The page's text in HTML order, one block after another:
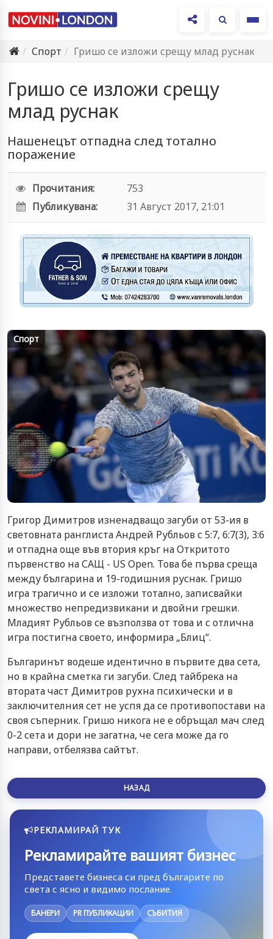
Спорт
Гришо се изложи срещу млад руснак
Гришо се изложи срещу
млад руснак
Нашенецът отпадна след тотално
поражение
Прочитания:
753
Публикувана:
31 Август 2017, 21:01
Спорт
Григор Димитров изненадващо загуби от 53-ия в
световната ранглиста Андрей Рубльов с 5:7, 6:7(3), 3:6
и отпадна още във втория кръг на Откритото
първенство на САЩ - US Open. Това бе първа среща
между българина и 19-годишния руснак. Гришо
игра трагично и се изложи тотално, записвайки
множество непредизвикани и двойни грешки.
Младият Рубльов се възползва от това и с отлична
игра постигна своето, информира „Блиц“.
Българинът водеше идентично в първите два сета,
но в крайна сметка ги загуби. След тайбрека на
втората част Димитров рухна психически и в
заключителния сет не успя да се противопостави на
своя съперник. Гришо никога не е обръщал мач след
0-2 сета и дори не загатна, че сега може да го
направи, отбелязва сайтът.
НАЗАД
РЕКЛАМИРАЙ ТУК
Рекламирайте вашият бизнес
Представете бизнеса си пред българите по
света с ясно и видимо послание.
БАНЕРИ PR ПУБЛИКАЦИИ СЪБИТИЯ